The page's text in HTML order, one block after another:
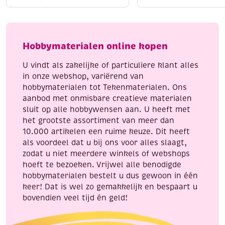
voor behoud van vorm
professionele en luxe uitstraling.
50
wit
50
blauwgroen
Hobbymaterialen online kopen
U vindt als zakelijke of particuliere klant alles
in onze webshop, variërend van
hobbymaterialen tot Tekenmaterialen. Ons
aanbod met onmisbare creatieve materialen
sluit op alle hobbywensen aan. U heeft met
het grootste assortiment van meer dan
10.000 artikelen een ruime keuze. Dit heeft
als voordeel dat u bij ons voor alles slaagt,
zodat u niet meerdere winkels of webshops
hoeft te bezoeken. Vrijwel alle benodigde
hobbymaterialen bestelt u dus gewoon in één
keer! Dat is wel zo gemakkelijk en bespaart u
bovendien veel tijd én geld!